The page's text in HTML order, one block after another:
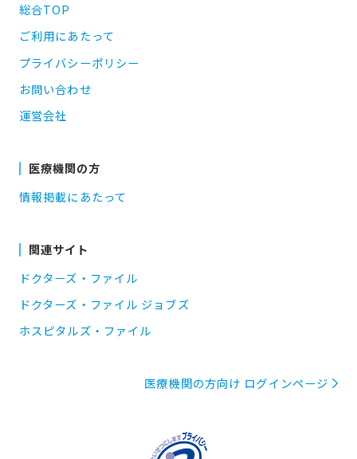
総合TOP
ご利用にあたって
プライバシーポリシー
お問い合わせ
運営会社
医療機関の方
情報掲載にあたって
関連サイト
ドクターズ・ファイル
ドクターズ・ファイル ジョブズ
ホスピタルズ・ファイル
医療機関の方向け ログインページ